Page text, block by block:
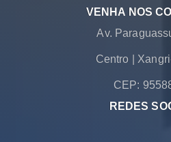
VENHA NOS
Av.
Centro
CEP:
REDES